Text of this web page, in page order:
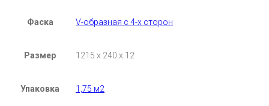
Фаска V-образная с 4-х сторон
Размер 1215 х 240 х 12
Упаковка 1,75 м2